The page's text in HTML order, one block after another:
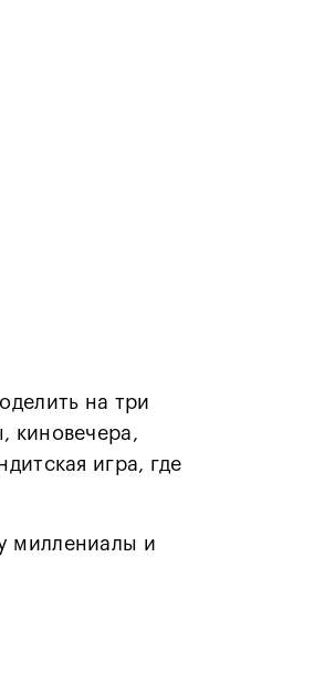
на три
киновечера,
игра, где
миллениалы и